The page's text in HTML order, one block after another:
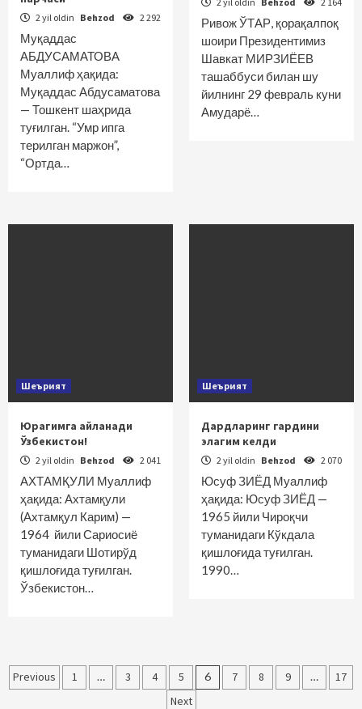
2 yil oldin Behzod 2 292
Муқаддас
АБДУСАМАТОВА
Муаллиф ҳақида:
Муқаддас Абдусаматова
— Тошкент шаҳрида
туғилган. “Умр ипга
терилган маржон”,
“Ортда…
Ривож ЎТАР, қорақалпоқ
шоири Президентимиз
Шавкат МИРЗИЁЕВ
ташаббуси билан шу
йилнинг 29 февраль куни
Амударё…
Шеърият
Юрагимга айланади
Ўзбекистон!
2 yil oldin Behzod 2 041
АХТАМҚУЛИ Муаллиф
ҳақида: Ахтамқули
(Ахтамқул Карим) —
1964 йили Сариосиё
туманидаги Шотирўд
қиш­лоғида туғилган.
Ўзбекистон…
Шеърият
Дардларинг гардини
элагим келди
2 yil oldin Behzod 2 070
Юсуф ЗИЁД Муаллиф
ҳақида: Юсуф ЗИЁД —
1965 йили Чироқчи
туманидаги Кўкдала
қишлоғида туғилган.
1990…
Maqolalar
Previous 1 … 3 4 5 6 7 8 9 …
17
Next